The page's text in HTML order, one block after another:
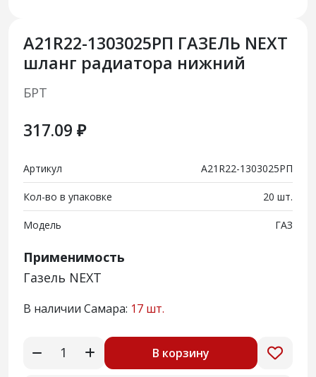
А21R22-1303025РП ГАЗЕЛЬ NEXT
шланг радиатора нижний
БРТ
317.09 ₽
Артикул А21R22-1303025РП
Кол-во в упаковке 20 шт.
Модель ГАЗ
Применимость
Газель NEXT
В наличии Самара: 17 шт.
В корзину